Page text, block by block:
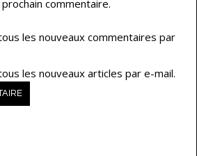
commentaire.
les nouveaux commentaires par
les nouveaux articles par e-mail.